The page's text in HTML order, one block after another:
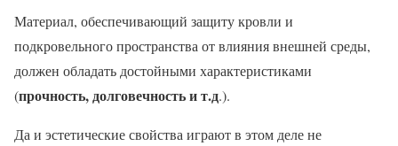
Материал, обеспечивающий защиту кровли и
подкровельного пространства от влияния внешней среды,
должен обладать достойными характеристиками
(прочность, долговечность и т.д.).
Да и эстетические свойства играют в этом деле не